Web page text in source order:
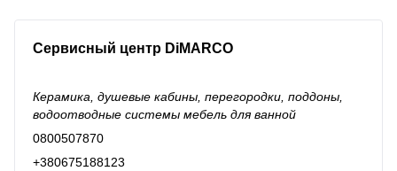
Сервисный центр DiMARCO
Керамика, душевые кабины, перегородки, поддоны,
водоотводные системы мебель для ванной
0800507870
+380675188123